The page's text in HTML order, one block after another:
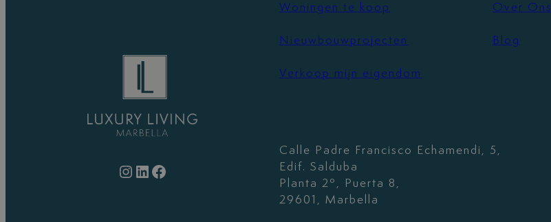
Instagram LinkedIn Facebook
Woningen te koop
Nieuwbouwprojecten
Verkoop mijn eigendom
Over Ons
Blog
Calle Padre Francisco Echamendi, 5,
Edif. Salduba
Planta 2º, Puerta 8,
29601, Marbella